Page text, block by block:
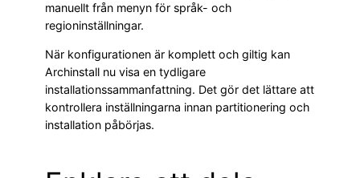
manuellt från menyn för språk- och
regioninställningar.
När konfigurationen är komplett och giltig kan
Archinstall nu visa en tydligare
installationssammanfattning. Det gör det lättare att
kontrollera inställningarna innan partitionering och
installation påbörjas.